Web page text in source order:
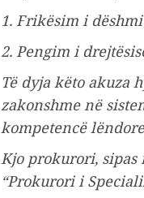
1. Frikësim i
2. Pengim i
Të dyja këto akuza
zakonshme në
kompetencë
Kjo prokurori, sipas
“Prokurori i